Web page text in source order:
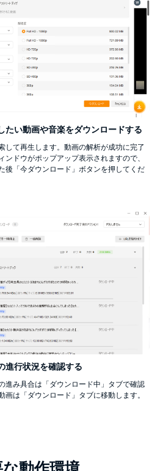
たい動画や音楽をダウンロードする
して再生します。動画の解析が成功に完了
ンドウがポップアップ表示されますので、
後「今ダウンロード」ボタンを押してくだ
進行状況を確認する
進み具合は「ダウンロード中」タブで確認
画は「ダウンロード」タブに移動します。